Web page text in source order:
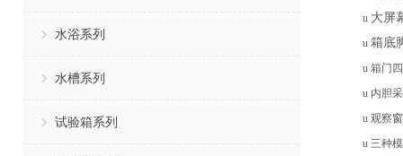
水浴系列
水槽系列
试验箱系列
u 大屏
u 箱底
u 箱门
u 内胆
u 观察
u 三种